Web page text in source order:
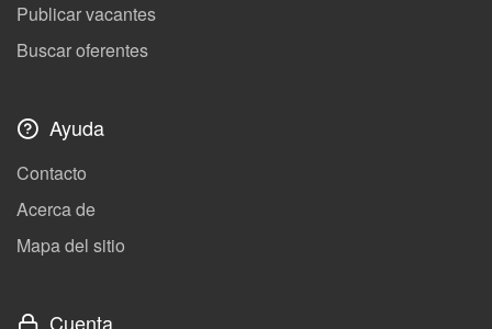
Publicar vacantes
Buscar oferentes
Ayuda
Contacto
Acerca de
Mapa del sitio
Cuenta